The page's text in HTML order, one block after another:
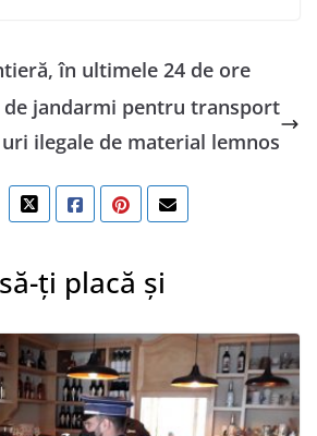
în ultimele 24 de ore
de jandarmi pentru transport
uri ilegale de material lemnos
ți placă și